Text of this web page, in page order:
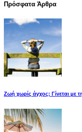
Πρόσφατα Άρθρα
Ζωή χωρίς άγχος; Γίνεται με